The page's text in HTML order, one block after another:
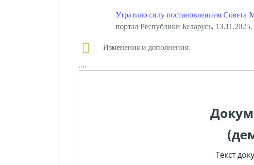
Утратило силу постановлением Совета
портал Республики Беларусь,
Изменения и дополнения:
....
Текст